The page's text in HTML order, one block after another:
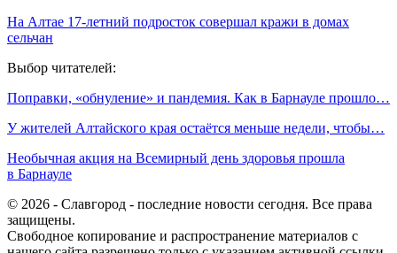
На Алтае 17-летний подросток совершал кражи в домах
сельчан
Выбор читателей:
Поправки, «обнуление» и пандемия. Как в Барнауле прошло…
У жителей Алтайского края остаётся меньше недели, чтобы…
Необычная акция на Всемирный день здоровья прошла
в Барнауле
© 2026 - Славгород - последние новости сегодня. Все права
защищены.
Свободное копирование и распространение материалов с